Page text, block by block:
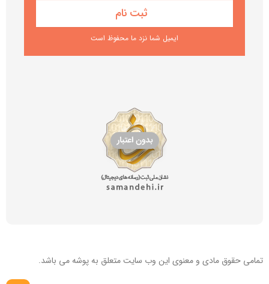
ایمیل شما نزد ما محفوظ است
تمامی حقوق مادی و معنوی این وب سایتمتعلق به پوشه می باشد.